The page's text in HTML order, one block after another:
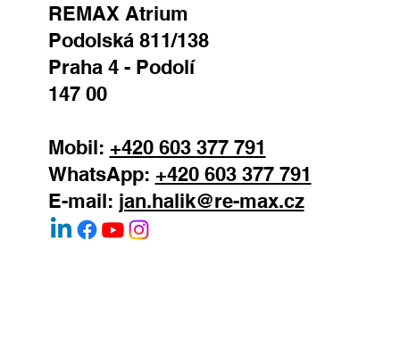
REMAX Atrium
Podolská 811/138
Praha 4 - Podolí
147 00
Mobil: +420 603 377 791
WhatsApp: +420 603 377 791
E-mail: jan.halik@re-max.cz